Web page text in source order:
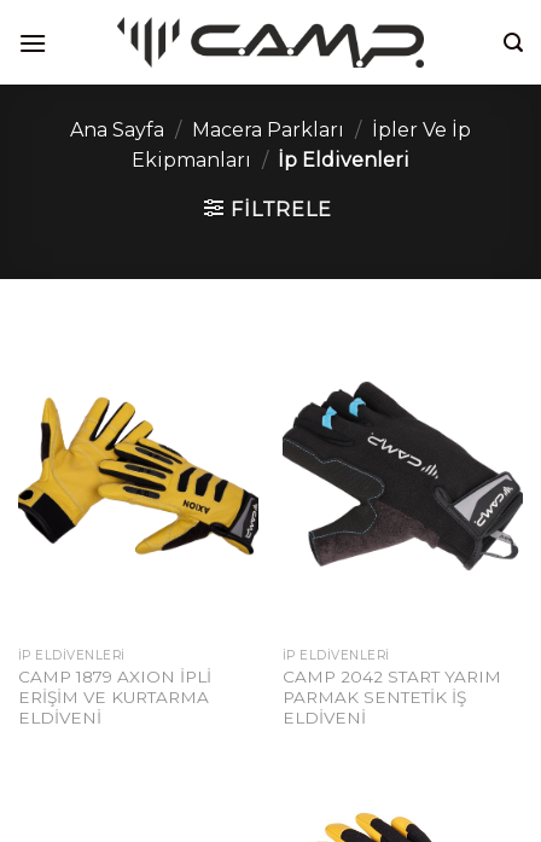
atla
Ana Sayfa / Macera Parkları / İpler Ve İp
Ekipmanları / İp Eldivenleri
FILTRELE
İP ELDIVENLERI
CAMP 1879 AXION İPLİ
ERİŞİM VE KURTARMA
ELDİVENİ
İP ELDIVENLERI
CAMP 2042 START YARIM
PARMAK SENTETİK İŞ
ELDİVENİ